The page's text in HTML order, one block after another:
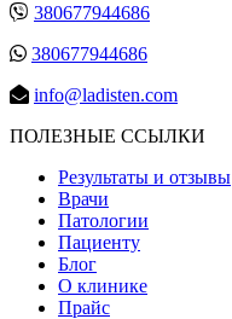
380677944686
380677944686
info@ladisten.com
ПОЛЕЗНЫЕ ССЫЛКИ
Результаты и отзывы
Врачи
Патологии
Пациенту
Блог
О клинике
Прайс